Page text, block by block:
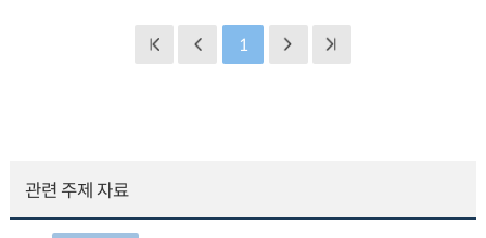
1
관련 주제 자료